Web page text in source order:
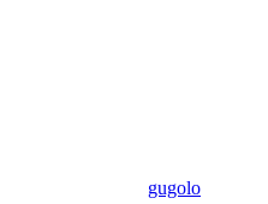
gugolo